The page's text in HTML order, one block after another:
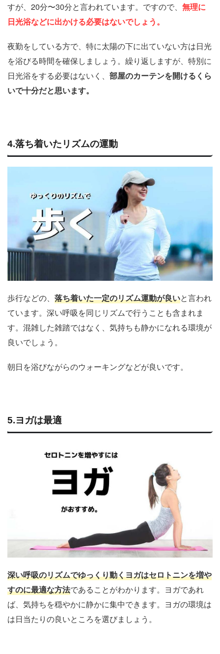
すが、20分〜30分と言われています。ですので、 無理に
日光浴などに出かける必要はないでしょう。
夜勤をしている方で、特に太陽の下に出ていない方は日光
を浴びる時間を確保しましょう。繰り返しますが、特別に
日光浴をする必要はないく、 部屋のカーテンを開けるくら
いで十分だと思います。
4.落ち着いたリズムの運動
歩行などの、 落ち着いた一定のリズム運動が良いと言われ
ています。深い呼吸を同じリズムで行うことも含まれま
す。混雑した雑踏ではなく、気持ちも静かになれる環境が
良いでしょう。
朝日を浴びながらのウォーキングなどが良いです。
5.ヨガは最適
深い呼吸のリズムでゆっくり動くヨガはセロトニンを増や
すのに最適な方法であることがわかります。ヨガであれ
ば、気持ちを穏やかに静かに集中できます。ヨガの環境は
は日当たりの良いところを選びましょう。